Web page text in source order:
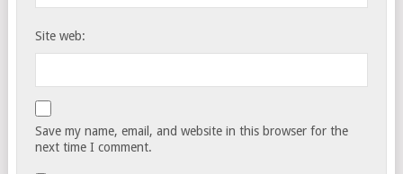
Site web:
Save my name, email, and website in this browser for the
next time I comment.